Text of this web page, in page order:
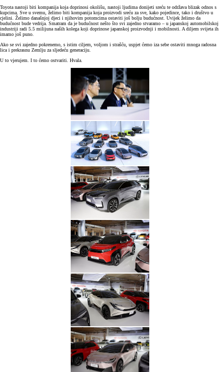
Toyota nastoji biti kompanija koja doprinosi okolišu, nastoji ljudima donijeti sreću te održava blizak odnos s
kupcima. Sve u svemu, želimo biti kompanija koja proizvodi sreću za sve, kako pojedince, tako i društvo u
cjelini. Želimo današnjoj djeci i njihovim potomcima ostaviti još bolju budućnost. Uvijek želimo da
budućnost bude vedrija. Smatram da je budućnost nešto što svi zajedno stvaramo – u japanskoj automobilskoj
industriji radi 5.5 milijuna naših kolega koji doprinose japanskoj proizvodnji i mobilnosti. A diljem svijeta ih
imamo još puno.
Ako se svi zajedno pokrenemo, s istim ciljem, voljom i strašću, uspjet ćemo iza sebe ostaviti mnoga radosna
lica i prekrasnu Zemlju za sljedeću generaciju.
U to vjerujem. I to ćemo ostvariti. Hvala.